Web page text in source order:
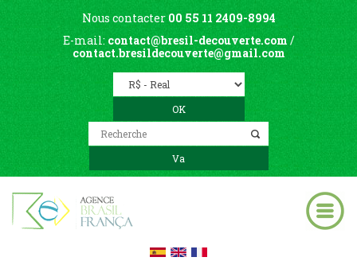
Nous contacter 00 55 11 2409-8994
E-mail: contact@bresil-decouverte.com /
contact.bresildecouverte@gmail.com